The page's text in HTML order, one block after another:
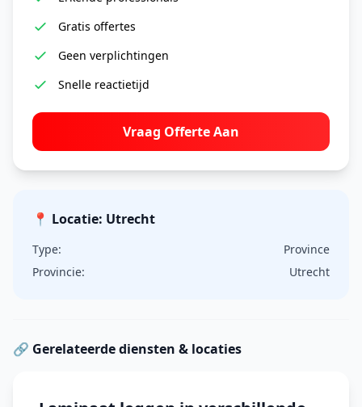
Gratis offertes
Geen verplichtingen
Snelle reactietijd
Vraag Offerte Aan
📍 Locatie: Utrecht
Type:
Province
Provincie:
Utrecht
🔗 Gerelateerde diensten & locaties